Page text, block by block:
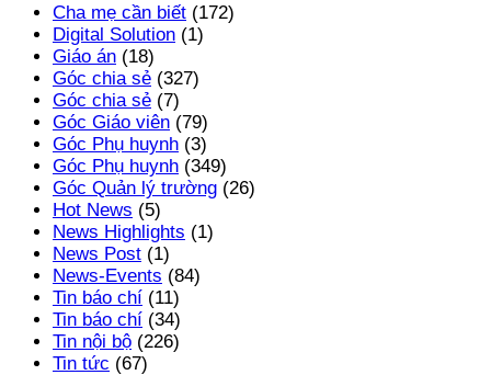
Cha mẹ cần biết (172)
Digital Solution (1)
Giáo án (18)
Góc chia sẻ (327)
Góc chia sẻ (7)
Góc Giáo viên (79)
Góc Phụ huynh (3)
Góc Phụ huynh (349)
Góc Quản lý trường (26)
Hot News (5)
News Highlights (1)
News Post (1)
News-Events (84)
Tin báo chí (11)
Tin báo chí (34)
Tin nội bộ (226)
Tin tức (67)